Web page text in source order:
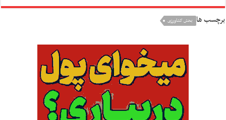
برچسب ها بخش کشاورزی